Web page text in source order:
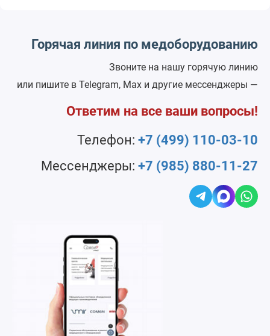
Горячая линия по медоборудованию
Звоните на нашу горячую линию
или пишите в Telegram, Max и другие мессенджеры —
Ответим на все ваши вопросы!
Телефон: +7 (499) 110-03-10
Мессенджеры: +7 (985) 880-11-27